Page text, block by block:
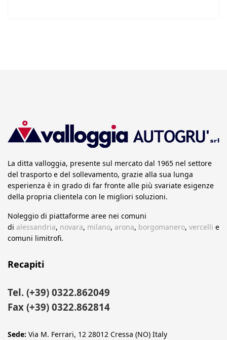
La ditta valloggia, presente sul mercato dal 1965 nel settore
del trasporto e del sollevamento, grazie alla sua lunga
esperienza è in grado di far fronte alle più svariate esigenze
della propria clientela con le migliori soluzioni.
Noleggio di piattaforme aree nei comuni
di alessandria, novara, milano, arona, borgomanero, vercelli e
comuni limitrofi.
Recapiti
Tel. (+39) 0322.862049
Fax (+39) 0322.862814
Sede: Via M. Ferrari, 12 28012 Cressa (NO) Italy